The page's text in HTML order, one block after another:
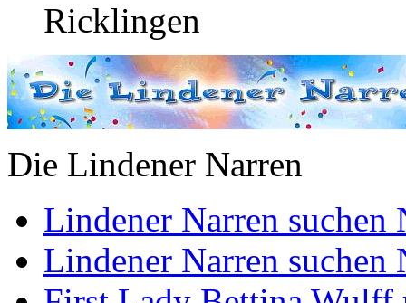
Ricklingen
Die Lindener Narren
Lindener Narren suchen
Lindener Narren suchen